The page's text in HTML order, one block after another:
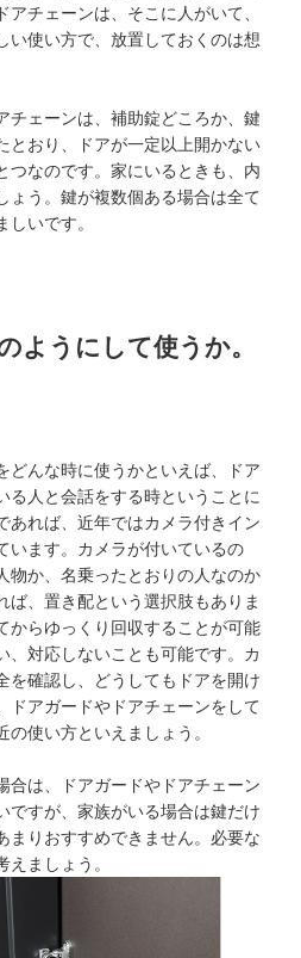
チェーンは、そこに人がいて、
い使い方で、放置しておくのは想
チェーンは、補助錠どころか、鍵
とおり、ドアが一定以上開かない
つなのです。家にいるときも、内
ょう。鍵が複数個ある場合は全て
しいです。
ようにして使うか。
どんな時に使うかといえば、ドア
る人と会話をする時ということに
あれば、近年ではカメラ付きイン
います。カメラが付いているの
物か、名乗ったとおりの人なのか
ば、置き配という選択肢もありま
からゆっくり回収することが可能
、対応しないことも可能です。カ
を確認し、どうしてもドアを開け
ドアガードやドアチェーンをして
の使い方といえましょう。
合は、ドアガードやドアチェーン
ですが、家族がいる場合は鍵だけ
まりおすすめできません。必要な
えましょう。